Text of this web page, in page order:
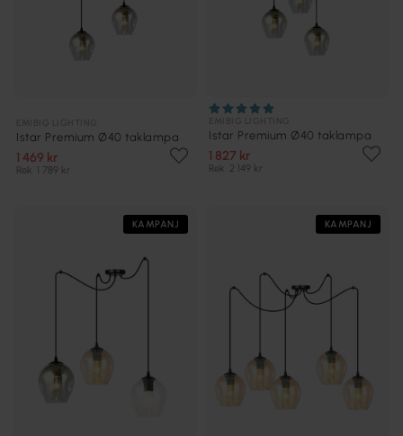
Istar Premium Ø40 taklampa
1 469 kr
Rek. 1 789 kr
Istar Premium Ø40 taklampa
1 827 kr
Rek. 2 149 kr
KAMPANJ KAMPANJ